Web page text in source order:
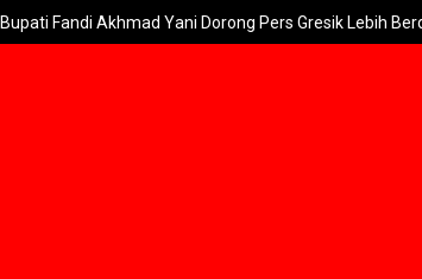
Akhmad Yani Dorong Pers Gresik Lebih Berdampak